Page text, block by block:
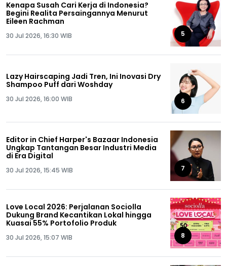
Kenapa Susah Cari Kerja di Indonesia?
Begini Realita Persaingannya Menurut
Eileen Rachman
30 Jul 2026, 16:30 WIB 5
Lazy Hairscaping Jadi Tren, Ini Inovasi Dry
Shampoo Puff dari Woshday
30 Jul 2026, 16:00 WIB 6
Editor in Chief Harper's Bazaar Indonesia
Ungkap Tantangan Besar Industri Media
di Era Digital
30 Jul 2026, 15:45 WIB 7
Love Local 2026: Perjalanan Sociolla
Dukung Brand Kecantikan Lokal hingga
Kuasai 55% Portofolio Produk
30 Jul 2026, 15:07 WIB 8